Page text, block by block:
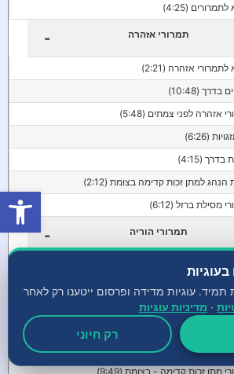
(4:25)
תמרורי אזהרה -
אזהרה (2:21)
בדרך (10:48)
אזהרה לפני צמתים (5:48)
(6:26)
בדרך (4:15)
הנהג למתן זכות קדימה בצומת (2:12)
מסילת ברזל (6:12)
תמרורי הוריה -
להגבלת מהירות נסיעה (13:01)
וכבישי אגרה (3:53)
תמרורי מתן זכות קדימה
מתן זכות קדימה - בצומת (9:49)
פתח
תמיד. עוגיות מדידה ופרסום ייטענו רק לאחר
· מדיניות עוגיות
רק חיוני